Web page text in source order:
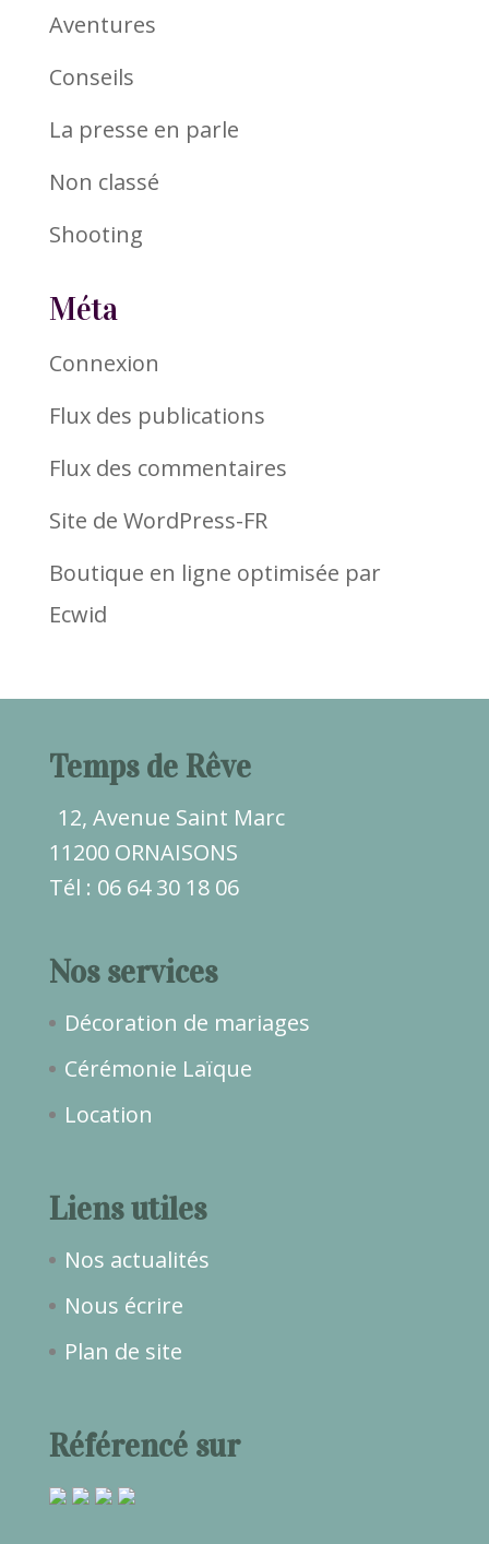
Aventures
Conseils
La presse en parle
Non classé
Shooting
Méta
Connexion
Flux des publications
Flux des commentaires
Site de WordPress-FR
Boutique en ligne optimisée par
Ecwid
Temps de Rêve
12, Avenue Saint Marc
11200 ORNAISONS
Tél : 06 64 30 18 06
Nos services
Décoration de mariages
Cérémonie Laïque
Location
Liens utiles
Nos actualités
Nous écrire
Plan de site
Référencé sur